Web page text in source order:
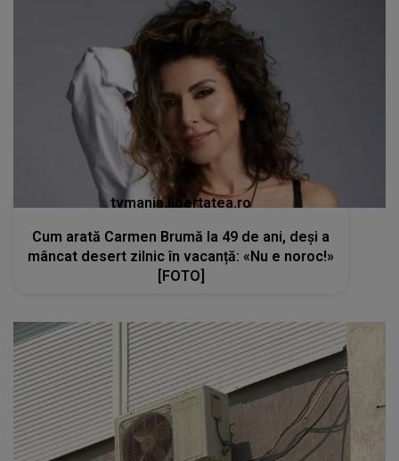
tvmania.libertatea.ro
Cum arată Carmen Brumă la 49 de ani, deși a
mâncat desert zilnic în vacanță: «Nu e noroc!»
[FOTO]